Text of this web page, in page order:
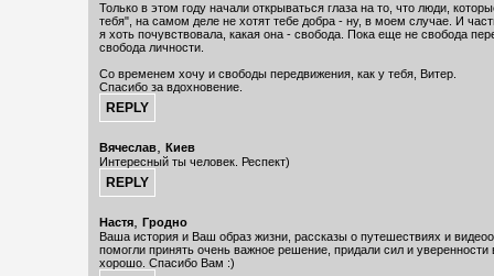
Только в этом году начали открываться глаза на то, что люди,
тебя", на самом деле не хотят тебе добра - ну, в моем случае. И
я хоть почувствовала, какая она - свобода. Пока еще не свобода
свобода личности.
Со временем хочу и свободы передвижения, как у тебя, Витер.
Спасибо за вдохновение.
Вячеслав, Киев
Интересный ты человек. Респект)
Настя, Гродно
Ваша история и Ваш образ жизни, рассказы о путешествиях и
помогли принять очень важное решение, придали сил и уверенности
хорошо. Спасибо Вам :)